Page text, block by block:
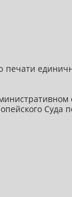
печати
Суда